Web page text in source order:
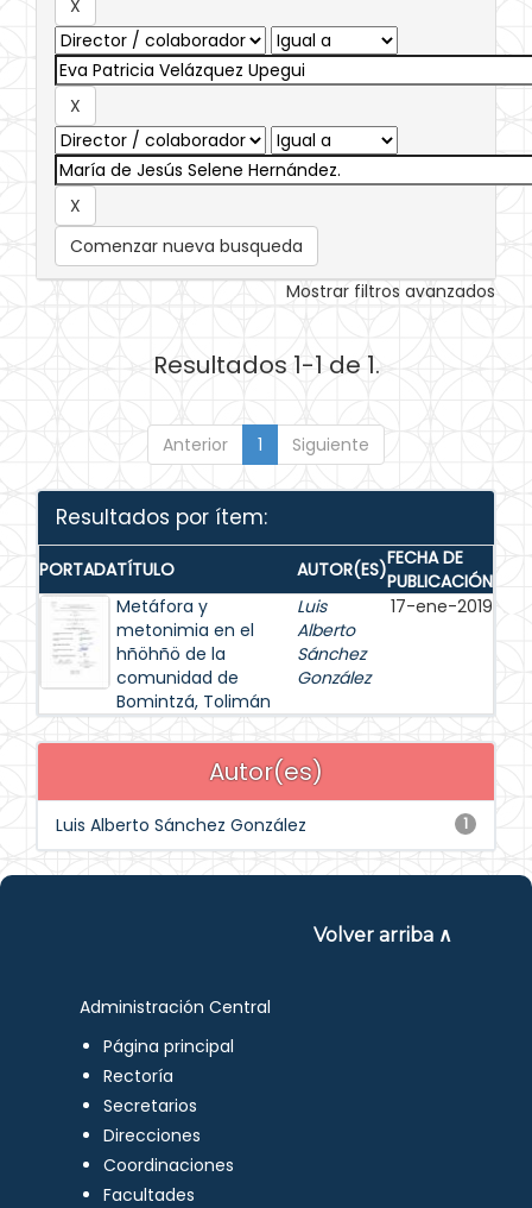
Comenzar nueva busqueda
Mostrar filtros avanzados
Resultados 1-1 de 1.
Anterior 1 Siguiente
Resultados por ítem:
PORTADATÍTULO AUTOR(ES)FECHA DE
PUBLICACIÓN
Metáfora y
metonimia en el
hñöhñö de la
comunidad de
Bomintzá, Tolimán
Luis
Alberto
Sánchez
González
17-ene-2019
Autor(es)
1
Luis Alberto Sánchez González
Volver arriba ∧
Administración Central
Página principal
Rectoría
Secretarios
Direcciones
Coordinaciones
Facultades